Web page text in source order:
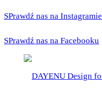
SPrawdź nas na Instagramie
SPrawdź nas na Facebooku